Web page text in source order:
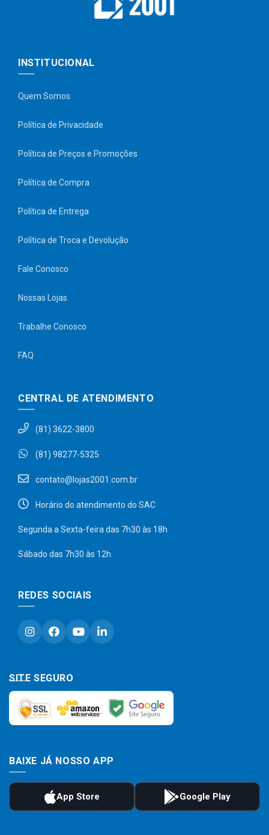
INSTITUCIONAL
Quem Somos
Política de Privacidade
Política de Preços e Promoções
Política de Compra
Política de Entrega
Política de Troca e Devolução
Fale Conosco
Nossas Lojas
Trabalhe Conosco
FAQ
CENTRAL DE ATENDIMENTO
(81) 3622-3800
(81) 98277-5325
contato@lojas2001.com.br
Horário do atendimento do SAC
Segunda a Sexta-feira das 7h30 às 18h
Sábado das 7h30 às 12h
REDES SOCIAIS
SITE SEGURO
BAIXE JÁ NOSSO APP